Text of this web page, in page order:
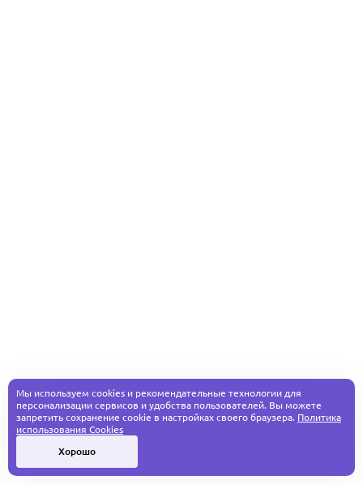
Мы используем cookies и рекомендательные технологии для
персонализации сервисов и удобства пользователей. Вы можете
запретить сохранение cookie в настройках своего браузера. Политика
использования Cookies
Хорошо